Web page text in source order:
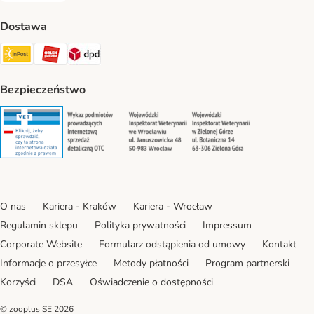
Dostawa
Paczkomat® Shipping Method
ORLEN Paczka Shipping Method
DPD Shipping Method
Bezpieczeństwo
Security Security Security
O nas Kariera - Kraków
Kariera - Wrocław
Regulamin sklepu
Polityka prywatności
Impressum
Corporate Website
Formularz odstąpienia od umowy
Kontakt
Informacje o przesyłce
Metody płatności
Program partnerski
Korzyści
DSA Oświadczenie o dostępności
© zooplus SE 2026